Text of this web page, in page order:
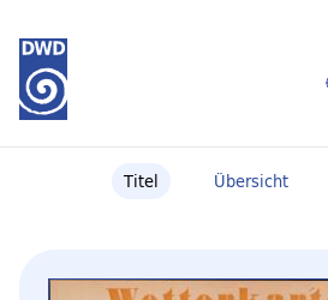
Titel Übersicht